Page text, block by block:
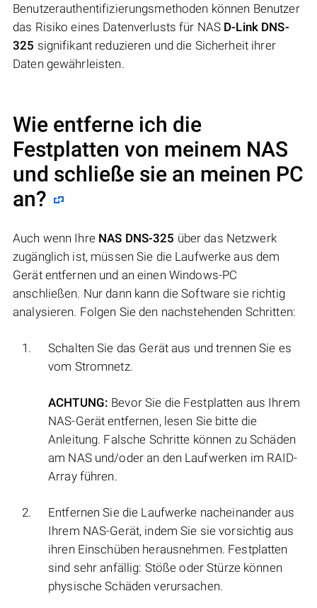
Benutzerauthentifizierungsmethoden können Benutzer
das Risiko eines Datenverlusts für NAS D-Link DNS-
325 signifikant reduzieren und die Sicherheit ihrer
Daten gewährleisten.
Wie entferne ich die
Festplatten von meinem NAS
und schließe sie an meinen PC
an?
Auch wenn Ihre NAS DNS-325 über das Netzwerk
zugänglich ist, müssen Sie die Laufwerke aus dem
Gerät entfernen und an einen Windows-PC
anschließen. Nur dann kann die Software sie richtig
analysieren. Folgen Sie den nachstehenden Schritten:
Schalten Sie das Gerät aus und trennen Sie es
vom Stromnetz.
ACHTUNG: Bevor Sie die Festplatten aus Ihrem
NAS-Gerät entfernen, lesen Sie bitte die
Anleitung. Falsche Schritte können zu Schäden
am NAS und/oder an den Laufwerken im RAID-
Array führen.
Entfernen Sie die Laufwerke nacheinander aus
Ihrem NAS-Gerät, indem Sie sie vorsichtig aus
ihren Einschüben herausnehmen. Festplatten
sind sehr anfällig: Stöße oder Stürze können
physische Schäden verursachen.